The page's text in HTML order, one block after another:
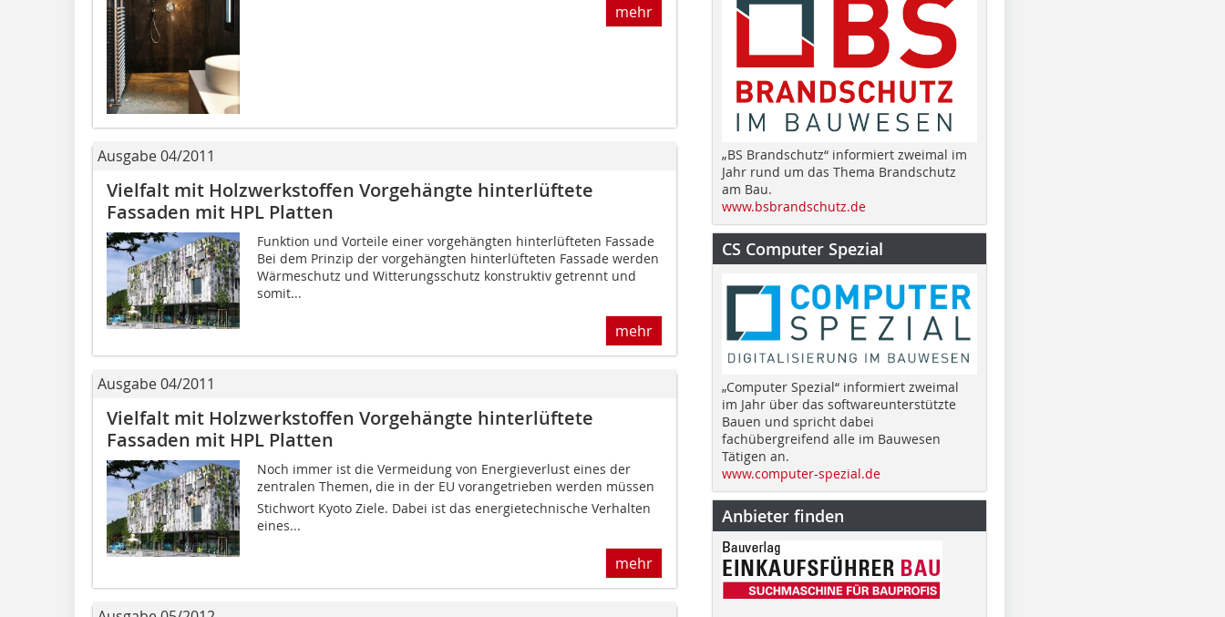
mehr
Ausgabe 04/2011
Vielfalt mit Holzwerkstoffen Vorgehängte hinterlüftete
Fassaden mit HPL Platten
Funktion und Vorteile einer vorgehängten hinterlüfteten Fassade
Bei dem Prinzip der vorgehängten hinterlüfteten Fassade werden
Wärmeschutz und Witterungsschutz konstruktiv getrennt und
somit...
mehr
Ausgabe 04/2011
Vielfalt mit Holzwerkstoffen Vorgehängte hinterlüftete
Fassaden mit HPL Platten
Noch immer ist die Vermeidung von Energieverlust eines der
zentralen Themen, die in der EU vorangetrieben werden müssen 
Stichwort Kyoto Ziele. Dabei ist das energietechnische Verhalten
eines...
mehr
„BS Brandschutz“ informiert zweimal im
Jahr rund um das Thema Brandschutz
am Bau.
www.bsbrandschutz.de
CS Computer Spezial
„Computer Spezial“ informiert zweimal
im Jahr über das softwareunterstützte
Bauen und spricht dabei
fachübergreifend alle im Bauwesen
Tätigen an.
www.computer-spezial.de
Anbieter finden